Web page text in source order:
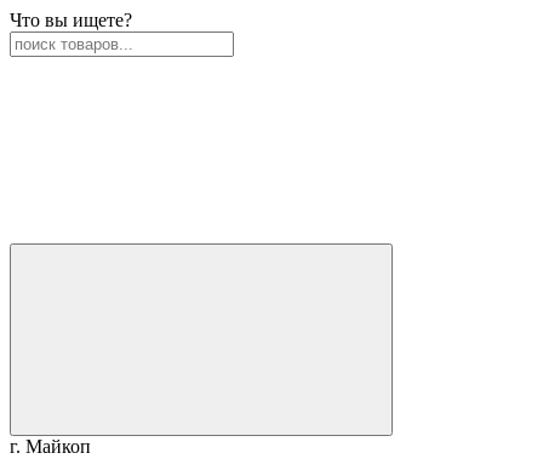
Что вы ищете?
г. Майкоп